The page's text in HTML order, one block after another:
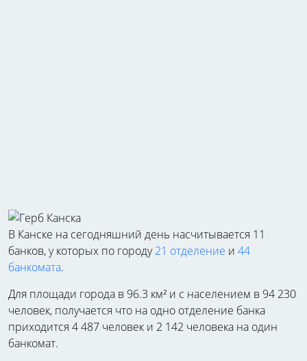
В Канске на сегодняшний день насчитывается 11
банков, у которых по городу21 отделение и 44
банкомата.
Для площади города в 96.3 км² и с населением в 94 230
человек, получается что на одно отделение банка
приходится 4 487 человек и 2 142 человека на один
банкомат.